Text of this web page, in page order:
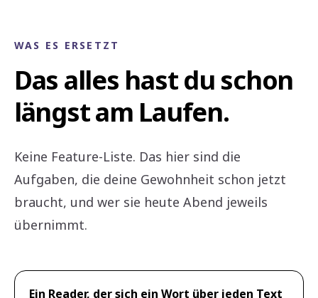
WAS ES ERSETZT
Das alles hast du schon
längst am Laufen.
Keine Feature-Liste. Das hier sind die
Aufgaben, die deine Gewohnheit schon jetzt
braucht, und wer sie heute Abend jeweils
übernimmt.
Ein Reader, der sich ein Wort über jeden Text